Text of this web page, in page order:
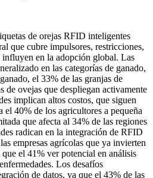
de orejas RFID inteligentes
que cubre impulsores, restricciones,
influyen en la adopción global. Las
en las categorías de ganado,
el 33% de las granjas de
de ovejas que despliegan activamente
implican altos costos, que siguen
el 40% de los agricultores a pequeña
que afecta al 34% de las regiones
radican en la integración de RFID
empresas agrícolas que ya invierten
el 41% ver potencial en análisis
Los desafíos
de datos, ya que el 43% de las